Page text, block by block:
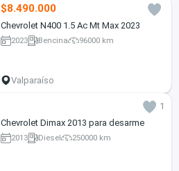
$8.490.000
Chevrolet N400 1.5 Ac Mt Max 2023
2023 Bencina 96000 km
Valparaíso
1
Chevrolet Dimax 2013 para desarme
2013 Diesel 250000 km